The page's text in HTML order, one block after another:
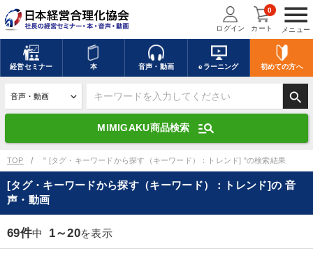
menu
メニュー
ログイン カート
0
経営セミナー 本 音声・動画 eラーニング 初めての方へ
search
MIMIGAKU商品検索 manage_search
キーワードを入力して探す
デジタル版対応のみ検索結果に表示する
search 上記の条件で検索
mic 講演収録物を探す
全国経営者セミナー講演収録物（全1315タイトル）からお探しいただけ
ます
TOP " [タグ・キーワードから探す（キーワード）：トレンド] "の検索結果
[タグ・キーワードから探す（キーワード）：トレンド]の 音
声・動画
69件中 1～20を表示